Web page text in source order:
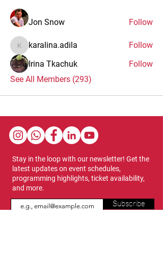
Jon Snow Follow
karalina.adila
karalina.adila
Follow
Irina Tkachuk
Follow
See All Members (293)
Stay in the loop with our newsletter! Get the
latest updates on event schedules,
programming highlights, ticket availability,
and more.
Subscribe